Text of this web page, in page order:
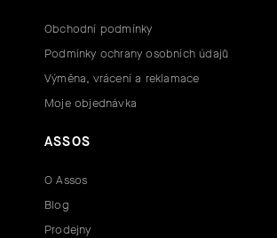
Obchodní podmínky
Podmínky ochrany osobních údajů
Výměna, vrácení a reklamace
Moje objednávka
ASSOS
O Assos
Blog
Prodejny